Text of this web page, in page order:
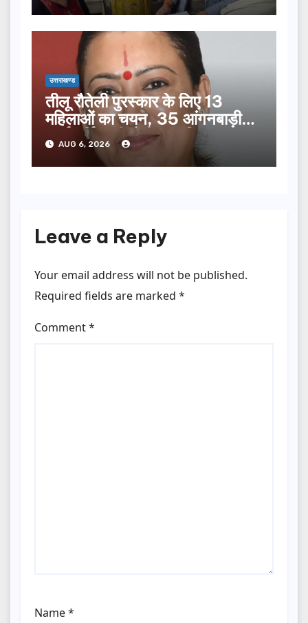
उत्तराखण्ड
तीलू रौतेली पुरस्कार के लिए 13
महिलाओं का चयन, 35 आंगनबाड़ी
कार्यकर्तियां भी होंगी सम्मानित…
AUG 6, 2026
Leave a Reply
Your email address will not be published.
Required fields are marked *
Comment*
Name*